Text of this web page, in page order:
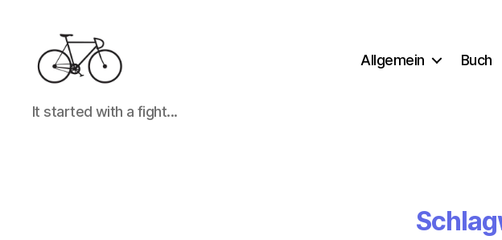
It
started
It started with a fight...
Allgemein Buch